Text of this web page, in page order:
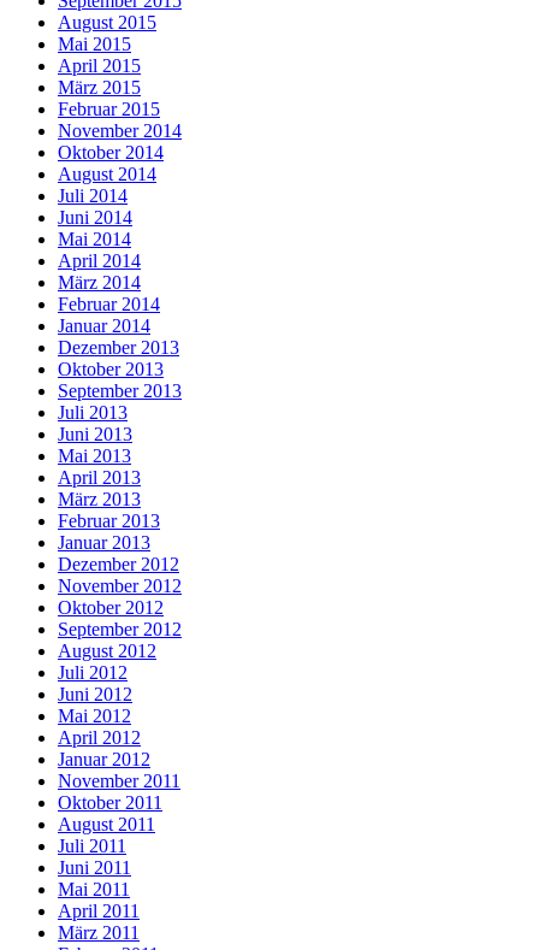
August 2015
Mai 2015
April 2015
März 2015
Februar 2015
November 2014
Oktober 2014
August 2014
Juli 2014
Juni 2014
Mai 2014
April 2014
März 2014
Februar 2014
Januar 2014
Dezember 2013
Oktober 2013
September 2013
Juli 2013
Juni 2013
Mai 2013
April 2013
März 2013
Februar 2013
Januar 2013
Dezember 2012
November 2012
Oktober 2012
September 2012
August 2012
Juli 2012
Juni 2012
Mai 2012
April 2012
Januar 2012
November 2011
Oktober 2011
August 2011
Juli 2011
Juni 2011
Mai 2011
April 2011
März 2011